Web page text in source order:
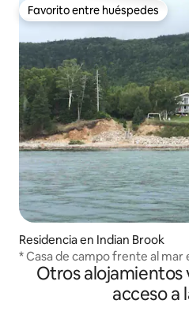
Favorito entre huéspedes
Favorito entre huéspedes
Residencia en Indian Brook
* Casa de campo frente al mar
Trail *Otros alojamientos
acceso a